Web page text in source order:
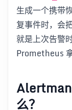
生成一个携带
复事件时，会
就是上次告警
Prometheus
么？